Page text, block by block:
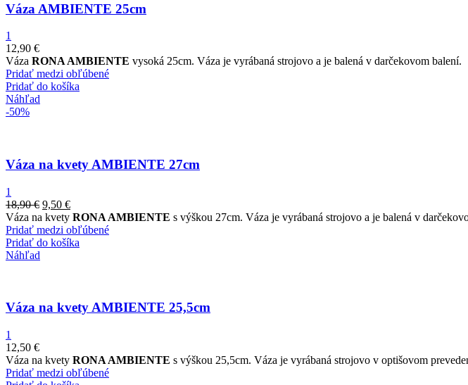
Váza AMBIENTE 25cm
1
12,90 €
Váza RONA AMBIENTE vysoká 25cm. Váza je vyrábaná strojovo a je balená v darčekovom balení.
Pridať medzi obľúbené
Pridať do košíka
Náhľad
-50%
Váza na kvety AMBIENTE 27cm
1
18,90€ 9,50 €
Váza na kvety RONA AMBIENTE s výškou 27cm. Váza je vyrábaná strojovo a je balená v
Pridať medzi obľúbené
Pridať do košíka
Náhľad
Váza na kvety AMBIENTE 25,5cm
1
12,50 €
Váza na kvety RONA AMBIENTE s výškou 25,5cm. Váza je vyrábaná strojovo v optišovom
Pridať medzi obľúbené